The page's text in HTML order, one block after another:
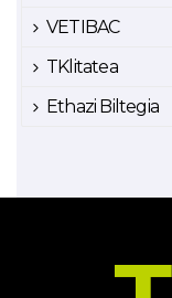
VETIBAC
TKlitatea
Ethazi Biltegia